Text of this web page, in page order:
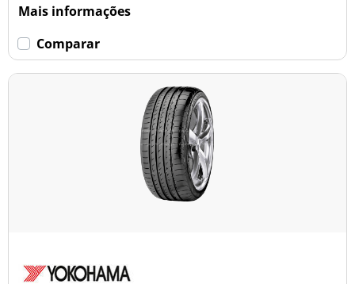
Mais informações
Comparar